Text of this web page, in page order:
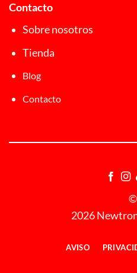
Contacto
Sobre nosotros
Tienda
Blog
Contacto
©
2026
AVISO